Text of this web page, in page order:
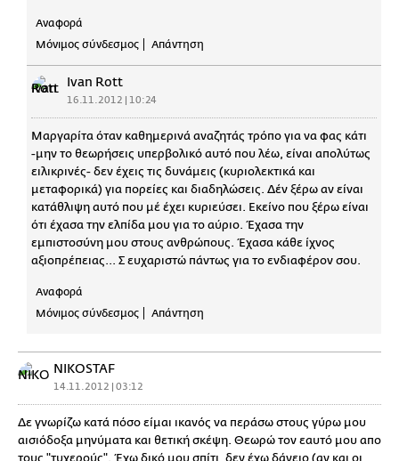
Αναφορά
Μόνιμος σύνδεσμος
Απάντηση
Ivan Rott
16.11.2012 | 10:24
Μαργαρίτα όταν καθημερινά αναζητάς τρόπο για να φας κάτι
-μην το θεωρήσεις υπερβολικό αυτό που λέω, είναι απολύτως
ειλικρινές- δεν έχεις τις δυνάμεις (κυριολεκτικά και
μεταφορικά) για πορείες και διαδηλώσεις. Δέν ξέρω αν είναι
κατάθλιψη αυτό που μέ έχει κυριεύσει. Εκείνο που ξέρω είναι
ότι έχασα την ελπίδα μου για το αύριο. Έχασα την
εμπιστοσύνη μου στους ανθρώπους. Έχασα κάθε ίχνος
αξιοπρέπειας... Σ ευχαριστώ πάντως για το ενδιαφέρον σου.
Αναφορά
Μόνιμος σύνδεσμος
Απάντηση
NIKOSTAF
14.11.2012 | 03:12
Δε γνωρίζω κατά πόσο είμαι ικανός να περάσω στους γύρω μου
αισιόδοξα μηνύματα και θετική σκέψη. Θεωρώ τον εαυτό μου απο
τους "τυχερούς". Έχω δικό μου σπίτι, δεν έχω δάνειο (αν και οι